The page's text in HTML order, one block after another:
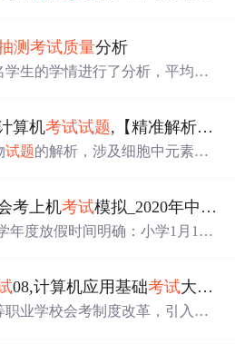
测考试质量分析
生的学情进行了分析，平均分8
是错别字和笔画书写不规范。
加强。整改措施包括巩固基础
算机考试试题,【精准解析】江苏省徐州市2019-2020学年
试题的解析，涉及细胞中元素和
了细胞结构和功能的理解，如膜
息交流的方式以及内质网在性
考上机考试模拟_2020年中小学寒假、
年度放假时间明确：小学1月10
。08,计算机应用基础考试大纲2008.
职业学校会考制度改革，引入专